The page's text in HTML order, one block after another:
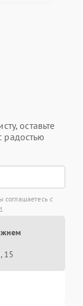
оставьте
радостью
соглашаетесь с
15